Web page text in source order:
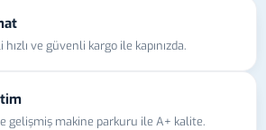
ve güvenli kargo ile kapınızda.
gelişmiş makine parkuru ile A+ kalite.